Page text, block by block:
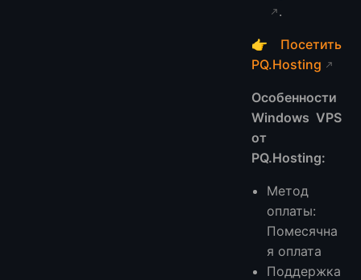
.
👉 Посетить
PQ.Hosting
Особенности
Windows VPS
от
PQ.Hosting:
Метод
оплаты:
Помесячна
я оплата
Поддержка